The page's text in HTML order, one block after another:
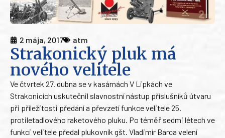
2 mája, 2017 atm
Strakonický pluk má
nového velitele
Ve čtvrtek 27. dubna se v kasárnách V Lipkách ve
Strakonicích uskutečnil slavnostní nástup příslušníků útvaru
při příležitosti předání a převzetí funkce velitele 25.
protiletadlového raketového pluku. Po téměř sedmi létech ve
funkci velitele předal plukovník gšt. Vladimír Barca velení